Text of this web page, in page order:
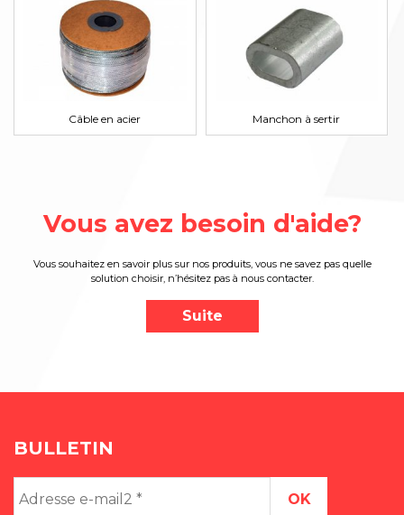
Câble en acier Manchon à sertir
Vous avez besoin d'aide?
Vous souhaitez en savoir plus sur nos produits, vous ne savez pas quelle
solution choisir, n’hésitez pas à nous contacter.
Suite
BULLETIN
e-